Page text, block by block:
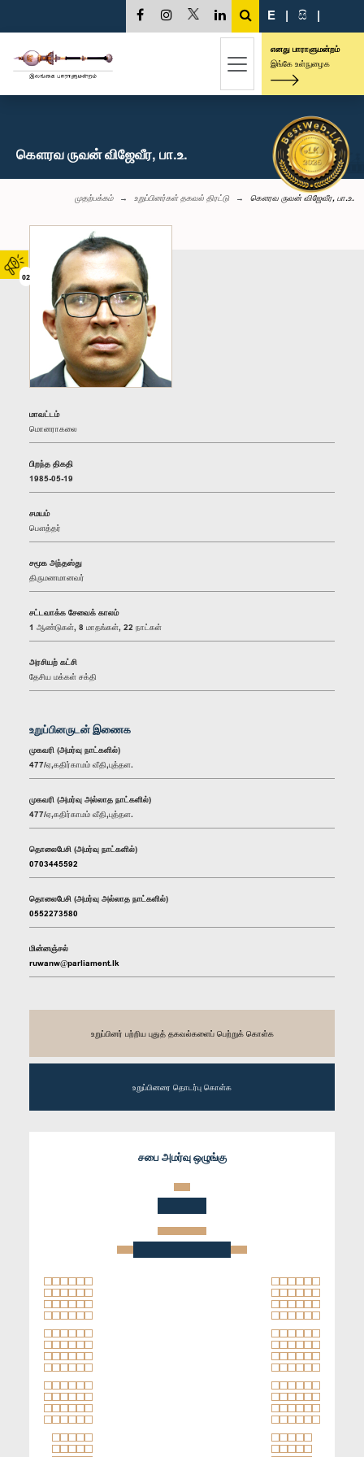
02
E | සි |
எனது பாராளுமன்றம்
இங்கே உள்நுழைக
கௌரவ ருவன் விஜேவீர, பா.உ.
முதற்பக்கம் உறுப்பினர்கள் தகவல் திரட்டு கௌரவ ருவன் விஜேவீர, பா.உ.
மாவட்டம்
மொனராகலை
பிறந்த திகதி
1985-05-19
சமயம்
பௌத்தர்
சமூக அந்தஸ்து
திருமணமானவர்
சட்டவாக்க சேவைக் காலம்
1 ஆண்டுகள், 8 மாதங்கள், 22 நாட்கள்
அரசியற் கட்சி
தேசிய மக்கள் சக்தி
உறுப்பினருடன் இணைக
முகவரி (அமர்வு நாட்களில்)
477/ஏ,கதிர்காமம் வீதி,புத்தள.
முகவரி (அமர்வு அல்லாத நாட்களில்)
477/ஏ,கதிர்காமம் வீதி,புத்தள.
தொலைபேசி (அமர்வு நாட்களில்)
0703445592
தொலைபேசி (அமர்வு அல்லாத நாட்களில்)
0552273580
மின்னஞ்சல்
ruwanw@parliament.lk
உறுப்பினர் பற்றிய புதுத் தகவல்களைப் பெற்றுக் கொள்க
உறுப்பினரை தொடர்பு கொள்க
சபை அமர்வு ஒழுங்கு